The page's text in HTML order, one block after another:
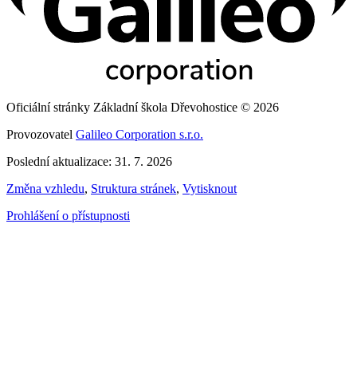
Oficiální stránky Základní škola Dřevohostice © 2026
Provozovatel Galileo Corporation s.r.o.
Poslední aktualizace: 31. 7. 2026
Změna vzhledu, Struktura stránek, Vytisknout
Prohlášení o přístupnosti